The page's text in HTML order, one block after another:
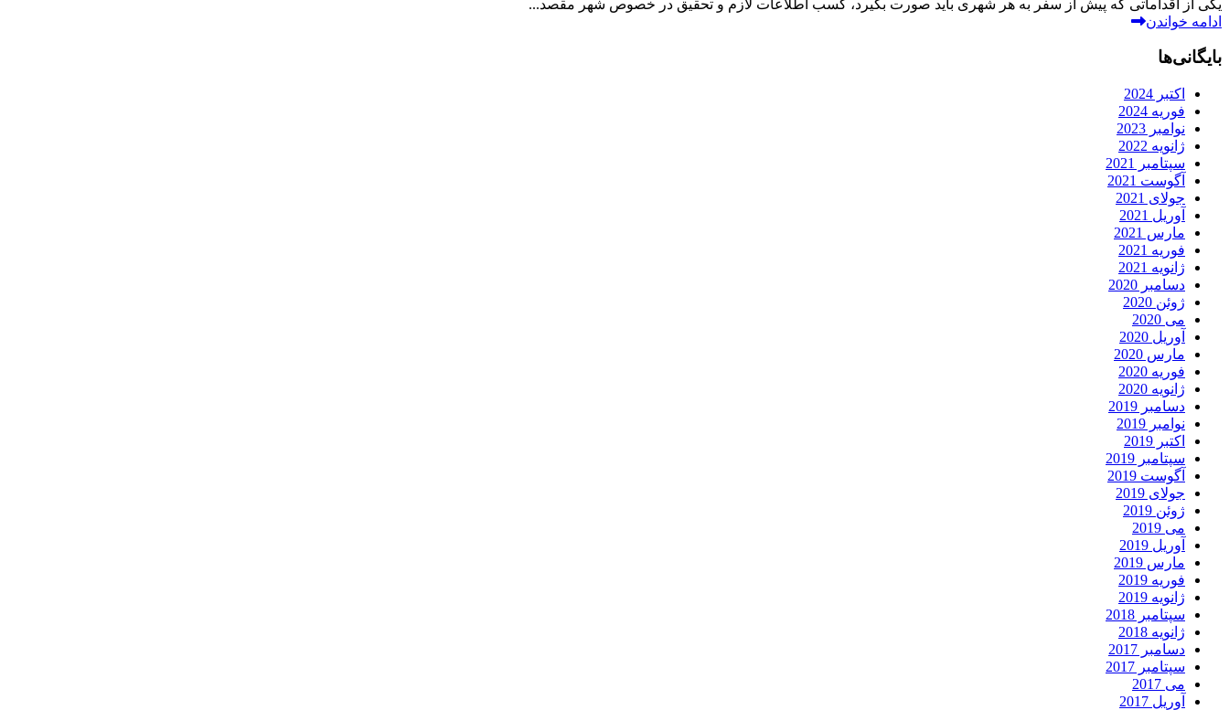
یکی از اقداماتی که پیش از سفر به هر شهری باید صورت بگیرد، کسب اطلاعات لازم و تحقیق در خصوص شهر مقصد...
ادامه خواندن
بایگانی‌ها
اکتبر 2024
فوریه 2024
نوامبر 2023
ژانویه 2022
سپتامبر 2021
آگوست 2021
جولای 2021
آوریل 2021
مارس 2021
فوریه 2021
ژانویه 2021
دسامبر 2020
ژوئن 2020
می 2020
آوریل 2020
مارس 2020
فوریه 2020
ژانویه 2020
دسامبر 2019
نوامبر 2019
اکتبر 2019
سپتامبر 2019
آگوست 2019
جولای 2019
ژوئن 2019
می 2019
آوریل 2019
مارس 2019
فوریه 2019
ژانویه 2019
سپتامبر 2018
ژانویه 2018
دسامبر 2017
سپتامبر 2017
می 2017
آوریل 2017